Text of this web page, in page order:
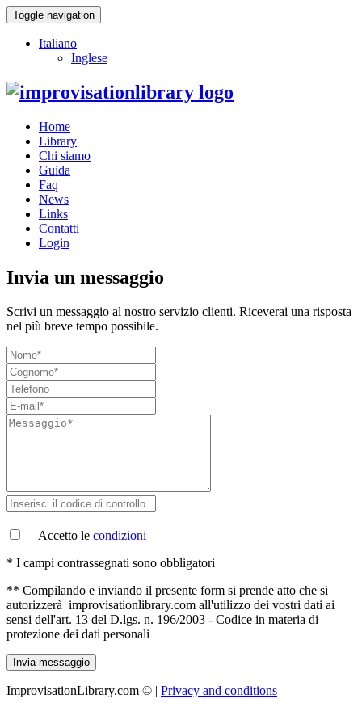
Toggle navigation
Italiano
Inglese
Home
Library
Chi siamo
Guida
Faq
News
Links
Contatti
Login
Invia un messaggio
Scrivi un messaggio al nostro servizio clienti. Riceverai una risposta
nel più breve tempo possibile.
Accetto le condizioni
* I campi contrassegnati sono obbligatori
** Compilando e inviando il presente form si prende atto che si
autorizzerà improvisationlibrary.com all'utilizzo dei vostri dati ai
sensi dell'art. 13 del D.lgs. n. 196/2003 - Codice in materia di
protezione dei dati personali
ImprovisationLibrary.com © | Privacy and conditions